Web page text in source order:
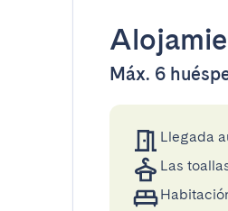
Máx. 6
Llegada
Las